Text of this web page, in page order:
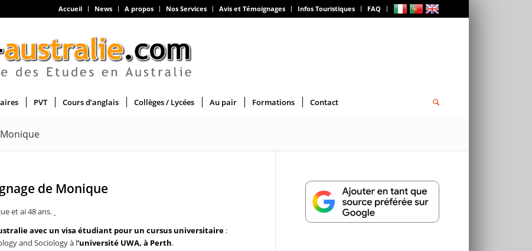
Accueil News A propos Nos Services Avis et Témoignages Infos Touristiques FAQ
PVT Cours d’anglais Collèges / Lycées Au pair Formations Contact
de Monique
et ai 48 ans.
avec un visa étudiant pour un cursus universitaire :
and Sociology à l‘université UWA, à Perth.